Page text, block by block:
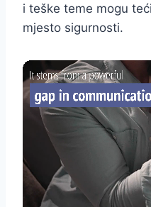
i teške teme mogu
mjesto sigurnosti.